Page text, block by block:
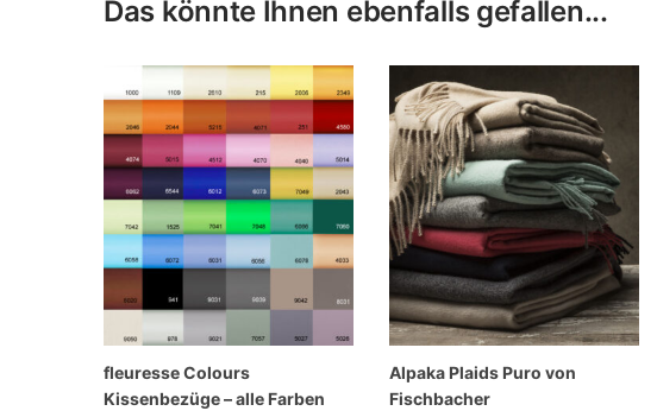
Das könnte Ihnen ebenfalls gefallen...
fleuresse Colours
Kissenbezüge – alle Farben
Alpaka Plaids Puro von
Fischbacher